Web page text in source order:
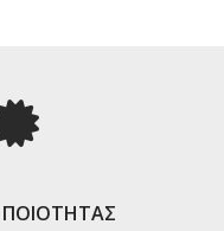
ΠΟΙΟΤΗΤΑΣ